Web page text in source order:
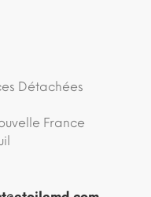
Détachées
France